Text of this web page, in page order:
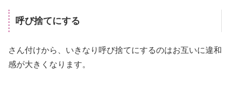
呼び捨てにする
さん付けから、いきなり呼び捨てにするのはお互いに違和
感が大きくなります。